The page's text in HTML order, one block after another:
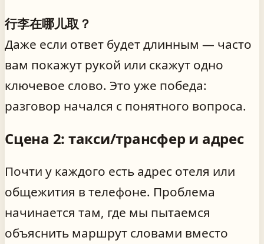
行李在哪儿取？
Даже если ответ будет длинным — часто
вам покажут рукой или скажут одно
ключевое слово. Это уже победа:
разговор начался с понятного вопроса.
Сцена 2: такси/трансфер и адрес
Почти у каждого есть адрес отеля или
общежития в телефоне. Проблема
начинается там, где мы пытаемся
объяснить маршрут словами вместо